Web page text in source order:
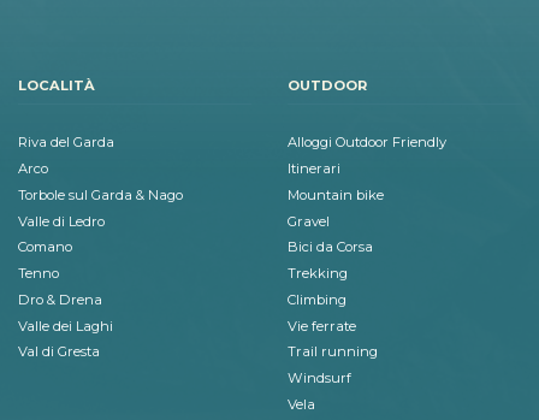
LOCALITÀ
Riva del Garda
Arco
Torbole sul Garda & Nago
Valle di Ledro
Comano
Tenno
Dro & Drena
Valle dei Laghi
Val di Gresta
OUTDOOR
Alloggi Outdoor Friendly
Itinerari
Mountain bike
Gravel
Bici da Corsa
Trekking
Climbing
Vie ferrate
Trail running
Windsurf
Vela